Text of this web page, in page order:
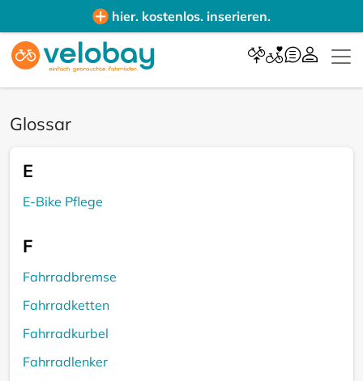
hier. kostenlos. inserieren.
Glossar
E
E-Bike Pflege
F
Fahrradbremse
Fahrradketten
Fahrradkurbel
Fahrradlenker